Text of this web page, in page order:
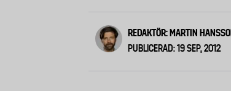
REDAKTÖR: MARTIN
PUBLICERAD: 19 SEP, 2012